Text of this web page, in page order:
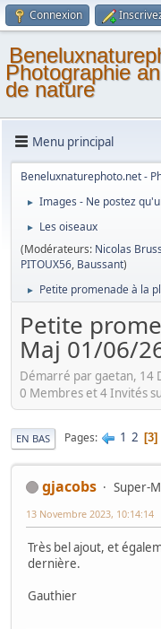
Connexion
Photographie
de nature
Menu principal
Beneluxnaturephoto.net -
► Images - Ne postez
►
Les oiseaux
(Modérateurs: Nicolas
PITOUX56, Baussant)
► Petite promenade à la
Petite
Maj 01/06/
Démarré par gaetan, 14
0 Membres et 4 Invités
EN BAS Pages 1 2 3
gjacobs
Super-
13 Novembre 2023, 10:14:14
Très bel ajout, et
dernière.
Gauthier